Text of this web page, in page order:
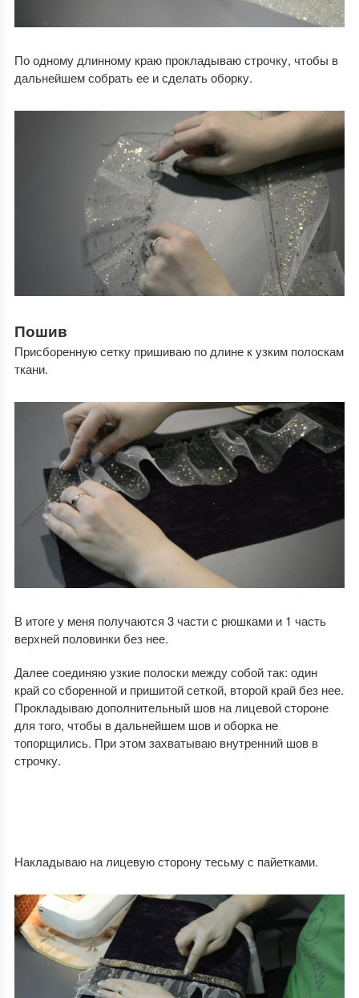
По одному длинному краю прокладываю строчку, чтобы в
дальнейшем собрать ее и сделать оборку.
Пошив
Присборенную сетку пришиваю по длине к узким полоскам
ткани.
В итоге у меня получаются 3 части с рюшками и 1 часть
верхней половинки без нее.
Далее соединяю узкие полоски между собой так: один
край со сборенной и пришитой сеткой, второй край без нее.
Прокладываю дополнительный шов на лицевой стороне
для того, чтобы в дальнейшем шов и оборка не
топорщились. При этом захватываю внутренний шов в
строчку.
Накладываю на лицевую сторону тесьму с пайетками.